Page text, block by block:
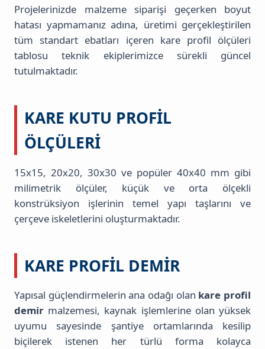
Projelerinizde malzeme siparişi geçerken boyut
hatası yapmamanız adına, üretimi gerçekleştirilen
tüm standart ebatları içeren kare profil ölçüleri
tablosu teknik ekiplerimizce sürekli güncel
tutulmaktadır.
KARE KUTU PROFIL
ÖLÇÜLERI
15x15, 20x20, 30x30 ve popüler 40x40 mm gibi
milimetrik ölçüler, küçük ve orta ölçekli
konstrüksiyon işlerinin temel yapı taşlarını ve
çerçeve iskeletlerini oluşturmaktadır.
KARE PROFIL DEMIR
Yapısal güçlendirmelerin ana odağı olan kare profil
demir malzemesi, kaynak işlemlerine olan yüksek
uyumu sayesinde şantiye ortamlarında kesilip
biçilerek istenen her türlü forma kolayca